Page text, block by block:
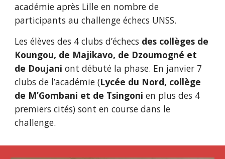
académie après Lille en nombre de
participants au challenge échecs UNSS.
Les élèves des 4 clubs d’échecs des collèges de
Koungou, de Majikavo, de Dzoumogné et
de Doujani ont débuté la phase. En janvier 7
clubs de l’académie (Lycée du Nord, collège
de M’Gombani et de Tsingoni en plus des 4
premiers cités) sont en course dans le
challenge.